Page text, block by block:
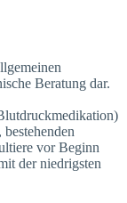
Beratung dar.
vor Beginn
der niedrigsten